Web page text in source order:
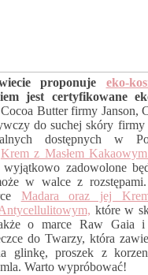
proponuje eko-
jest certyfikowane
Butter firmy Janson,
do suchej skóry firmy
dostępnych w
Krem z Masłem
zadowolone
w walce z
Madara oraz jej
które w
o marce Raw Gaia
do Twarzy, która
glinkę, proszek z
Warto wypróbować!